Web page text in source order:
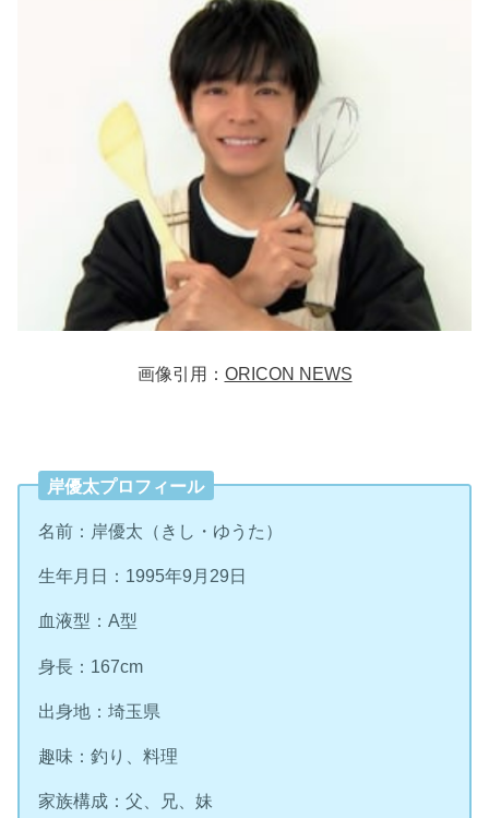
画像引用： ORICON NEWS
岸優太プロフィール
名前：岸優太（きし・ゆうた）
生年月日：1995年9月29日
血液型：A型
身長：167cm
出身地：埼玉県
趣味：釣り、料理
家族構成：父、兄、妹